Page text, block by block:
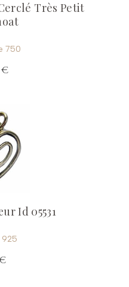
Très Petit
750
€
Id 05531
925